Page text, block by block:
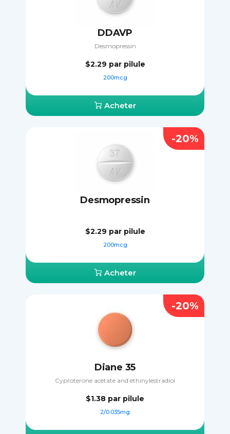
DDAVP
Desmopressin
$2.29 par pilule
200mcg
Acheter
Desmopressin
$2.29 par pilule
200mcg
Acheter
-20%
Diane 35
Cyproterone acetate and ethinylestradiol
$1.38 par pilule
2/0.035mg
-20%